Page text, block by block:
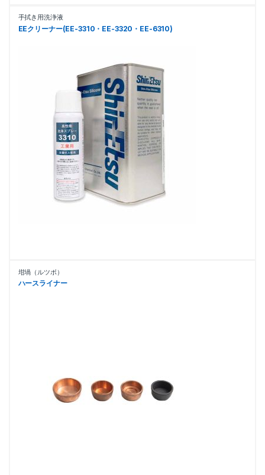
手拭き用洗浄液
EEクリーナー(EE-3310・EE-3320・EE-6310)
坩堝（ルツボ）
ハースライナー